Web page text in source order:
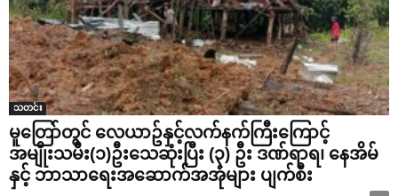
သတင်း
မူတြော်တွင် လေယာဥ်နှင့်လက်နက်ကြီးကြောင့်
အမျိုးသမီး(၁)ဦးသေဆုံးပြီး (၃) ဦး ဒဏ်ရာရ၊ နေအိမ်
နှင့် ဘာသာရေးအဆောက်အအုံများ ပျက်စီး